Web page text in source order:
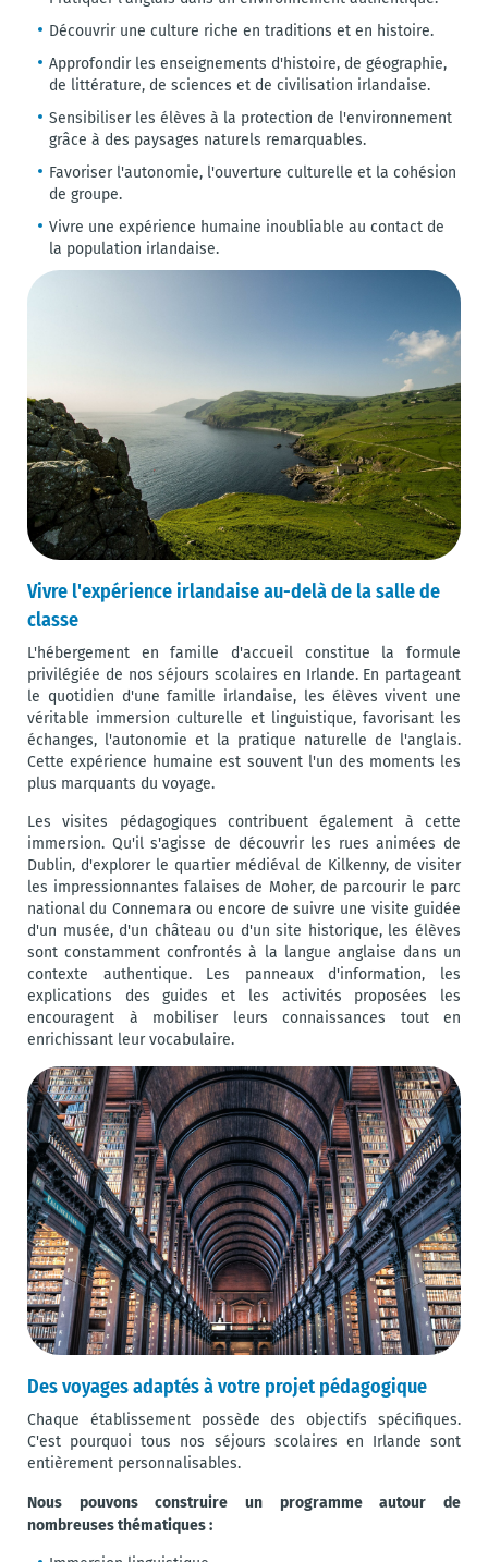
Découvrir une culture riche en traditions et en histoire.
Approfondir les enseignements d'histoire, de géographie,
de littérature, de sciences et de civilisation irlandaise.
Sensibiliser les élèves à la protection de l'environnement
grâce à des paysages naturels remarquables.
Favoriser l'autonomie, l'ouverture culturelle et la cohésion
de groupe.
Vivre une expérience humaine inoubliable au contact de
la population irlandaise.
Vivre l'expérience irlandaise au-delà de la salle de
classe
L'hébergement en famille d'accueil constitue la formule
privilégiée de nos séjours scolaires en Irlande. En partageant
le quotidien d'une famille irlandaise, les élèves vivent une
véritable immersion culturelle et linguistique, favorisant les
échanges, l'autonomie et la pratique naturelle de l'anglais.
Cette expérience humaine est souvent l'un des moments les
plus marquants du voyage.
Les visites pédagogiques contribuent également à cette
immersion. Qu'il s'agisse de découvrir les rues animées de
Dublin, d'explorer le quartier médiéval de Kilkenny, de visiter
les impressionnantes falaises de Moher, de parcourir le parc
national du Connemara ou encore de suivre une visite guidée
d'un musée, d'un château ou d'un site historique, les élèves
sont constamment confrontés à la langue anglaise dans un
contexte authentique. Les panneaux d'information, les
explications des guides et les activités proposées les
encouragent à mobiliser leurs connaissances tout en
enrichissant leur vocabulaire.
Des voyages adaptés à votre projet pédagogique
Chaque établissement possède des objectifs spécifiques.
C'est pourquoi tous nos séjours scolaires en Irlande sont
entièrement personnalisables.
Nous pouvons construire un programme autour de
nombreuses thématiques :